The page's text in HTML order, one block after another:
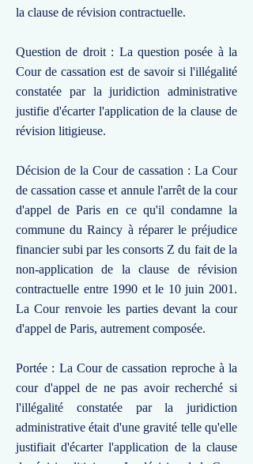
la clause de révision contractuelle.
Question de droit : La question posée à la
Cour de cassation est de savoir si l'illégalité
constatée par la juridiction administrative
justifie d'écarter l'application de la clause de
révision litigieuse.
Décision de la Cour de cassation : La Cour
de cassation casse et annule l'arrêt de la cour
d'appel de Paris en ce qu'il condamne la
commune du Raincy à réparer le préjudice
financier subi par les consorts Z du fait de la
non-application de la clause de révision
contractuelle entre 1990 et le 10 juin 2001.
La Cour renvoie les parties devant la cour
d'appel de Paris, autrement composée.
Portée : La Cour de cassation reproche à la
cour d'appel de ne pas avoir recherché si
l'illégalité constatée par la juridiction
administrative était d'une gravité telle qu'elle
justifiait d'écarter l'application de la clause